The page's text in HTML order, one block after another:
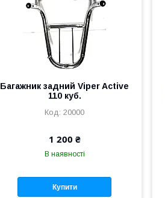
Багажник задний Viper Active
110 куб.
20000
1 200 ₴
В наявності
Купити